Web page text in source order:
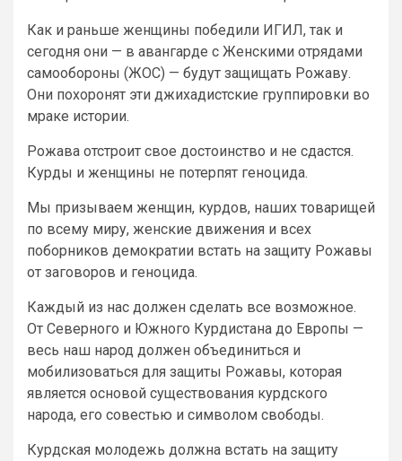
Как и раньше женщины победили ИГИЛ, так и
сегодня они — в авангарде с Женскими отрядами
самообороны (ЖОС) — будут защищать Рожаву.
Они похоронят эти джихадистские группировки во
мраке истории.
Рожава отстроит свое достоинство и не сдастся.
Курды и женщины не потерпят геноцида.
Мы призываем женщин, курдов, наших товарищей
по всему миру, женские движения и всех
поборников демократии встать на защиту Рожавы
от заговоров и геноцида.
Каждый из нас должен сделать все возможное.
От Северного и Южного Курдистана до Европы —
весь наш народ должен объединиться и
мобилизоваться для защиты Рожавы, которая
является основой существования курдского
народа, его совестью и символом свободы.
Курдская молодежь должна встать на защиту